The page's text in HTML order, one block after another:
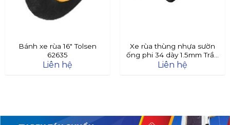
Bánh xe rùa 16″ Tolsen
62635
Liên hệ
Xe rùa thùng nhựa sườn
ống phi 34 dày 1.5mm Trần
Đà
Liên hệ